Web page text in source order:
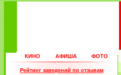
КИНО АФИША ФОТО
Рейтинг заведений по отзывам